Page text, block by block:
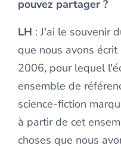
pouvez partager ?
LH : J'ai le souvenir
que nous avons
2006, pour lequel
ensemble de
science-fiction
à partir de cet
choses que nous